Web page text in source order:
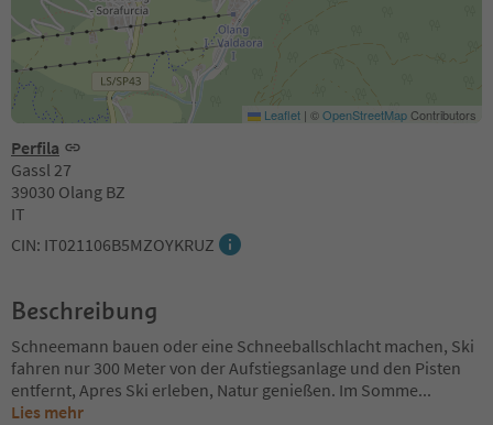
Perfila
Gassl 27
39030 Olang BZ
IT
CIN: IT021106B5MZOYKRUZ
Leaflet | ©OpenStreetMapContributors
Beschreibung
Schneemann bauen oder eine Schneeballschlacht machen, Ski
fahren nur 300 Meter von der Aufstiegsanlage und den Pisten
entfernt, Apres Ski erleben, Natur genießen. Im Somme...
Lies mehr